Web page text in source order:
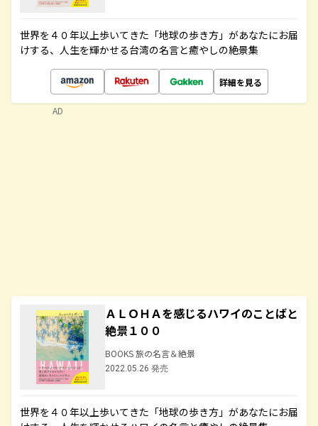
世界を４０年以上歩いてきた「地球の歩き方」があなたにお届
けする、人生を輝かせる台湾の名言と癒やしの絶景集
詳細を見る
ＡＬＯＨＡを感じるハワイのことばと
絶景１００
BOOKS 旅の名言＆絶景
2022.05.26 発売
世界を４０年以上歩いてきた「地球の歩き方」があなたにお届
AD